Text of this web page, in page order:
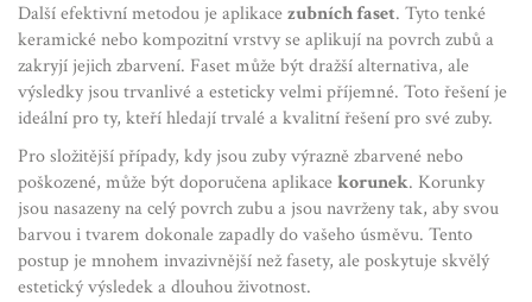
Další efektivní metodou je aplikacezubních faset. Tyto tenké
keramické nebo kompozitní vrstvy se aplikují na povrch zubů a
zakryjí jejich zbarvení. Faset může být dražší alternativa, ale
výsledky jsou trvanlivé a esteticky velmi příjemné. Toto řešení je
ideální pro ty, kteří hledají trvalé a kvalitní řešení pro své zuby.
Pro složitější případy, kdy jsou zuby výrazně zbarvené nebo
poškozené, může být doporučena aplikacekorunek. Korunky
jsou nasazeny na celý povrch zubu a jsou navrženy tak, aby svou
barvou i tvarem dokonale zapadly do vašeho úsměvu. Tento
postup je mnohem invazivnější než fasety, ale poskytuje skvělý
estetický výsledek a dlouhou životnost.